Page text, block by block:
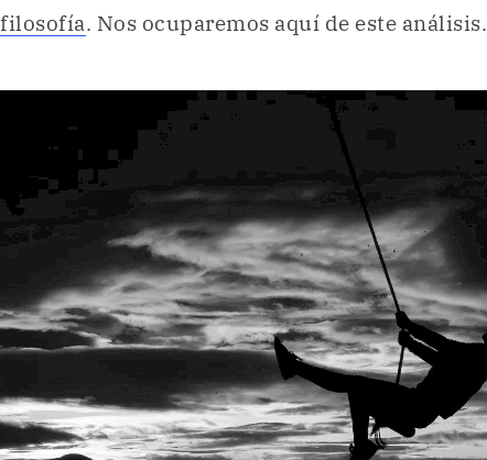
filosofía. Nos ocuparemos aquí de este análisis.